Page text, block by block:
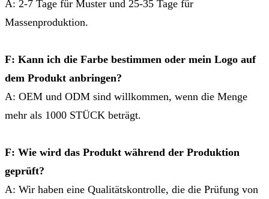
A: 2-7 Tage für Muster und 25-35 Tage für
Massenproduktion.
F: Kann ich die Farbe bestimmen oder mein Logo auf
dem Produkt anbringen?
A: OEM und ODM sind willkommen, wenn die Menge
mehr als 1000 STÜCK beträgt.
F: Wie wird das Produkt während der Produktion
geprüft?
A: Wir haben eine Qualitätskontrolle, die die Prüfung von